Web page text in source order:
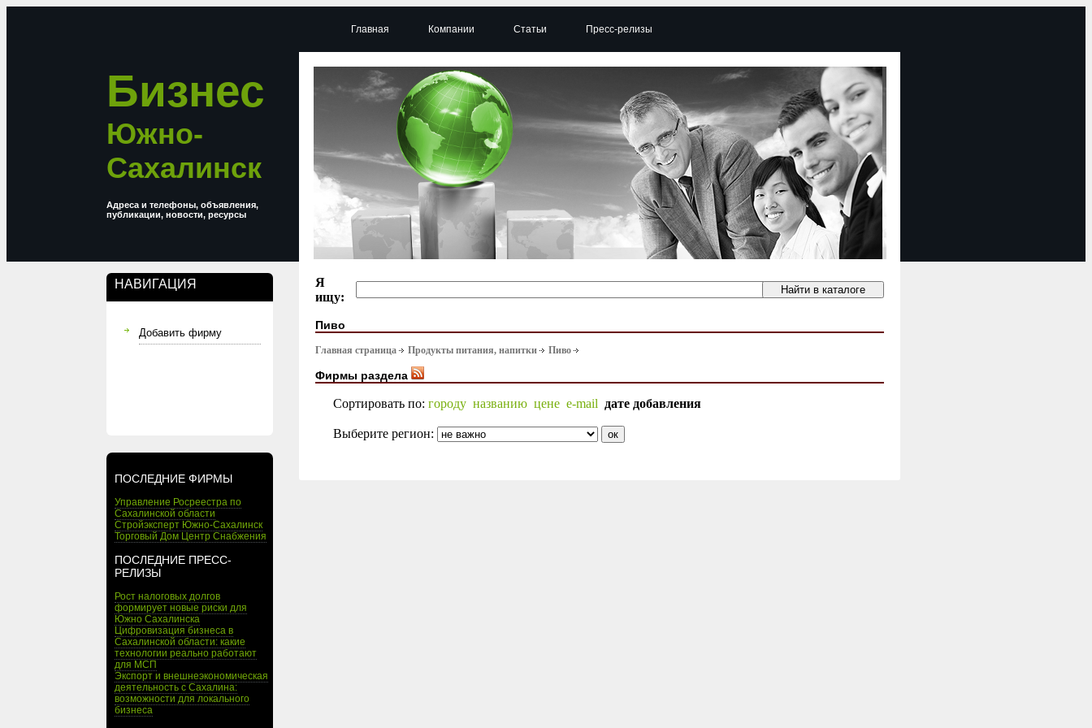
Бизнес
Южно-
Сахалинск
Адреса и телефоны, объявления,
публикации, новости, ресурсы
НАВИГАЦИЯ
Добавить фирму
ПОСЛЕДНИЕ ФИРМЫ
Управление Росреестра по
Сахалинской области
Стройэксперт Южно-Сахалинск
Торговый Дом Центр Снабжения
ПОСЛЕДНИЕ ПРЕСС-
РЕЛИЗЫ
Рост налоговых долгов
формирует новые риски для
Южно Сахалинска
Цифровизация бизнеса в
Сахалинской области: какие
технологии реально работают
для МСП
Экспорт и внешнеэкономическая
деятельность с Сахалина:
возможности для локального
бизнеса
Главная Компании Статьи Пресс-релизы
Я
ищу:
Пиво
Главная страница Продукты питания, напитки Пиво
Фирмы раздела
Сортировать по: городу названию цене e-mail дате добавления
Выберите регион: